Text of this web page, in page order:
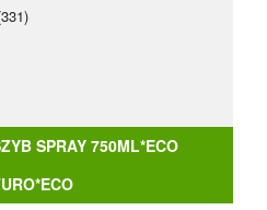
SPRAY 750ML*ECO